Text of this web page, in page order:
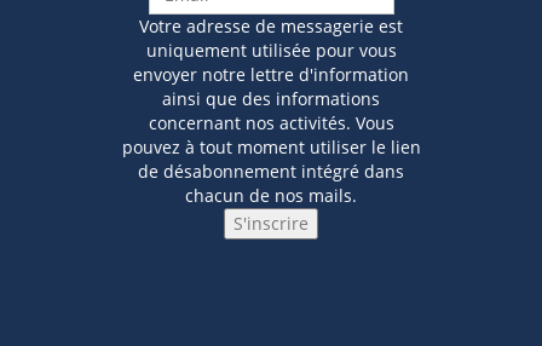
Votre adresse de messagerie est
uniquement utilisée pour vous
envoyer notre lettre d'information
ainsi que des informations
concernant nos activités. Vous
pouvez à tout moment utiliser le lien
de désabonnement intégré dans
chacun de nos mails.